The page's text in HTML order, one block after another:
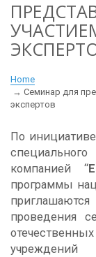
Home
Семинар для
экспертов
По
компанией “
программы
проведения